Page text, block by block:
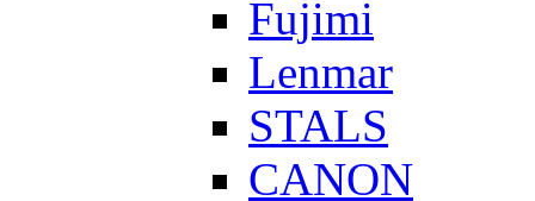
Fujimi
Lenmar
STALS
CANON